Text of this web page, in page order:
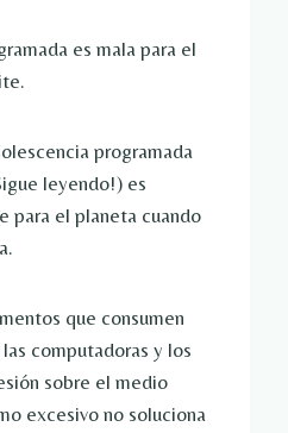
es mala para el
programada
leyendo!) es
para el planeta cuando
que consumen
computadoras y los
sobre el medio
excesivo no soluciona